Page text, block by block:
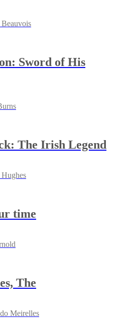
Sword of His
The Irish Legend
time
The
Meirelles